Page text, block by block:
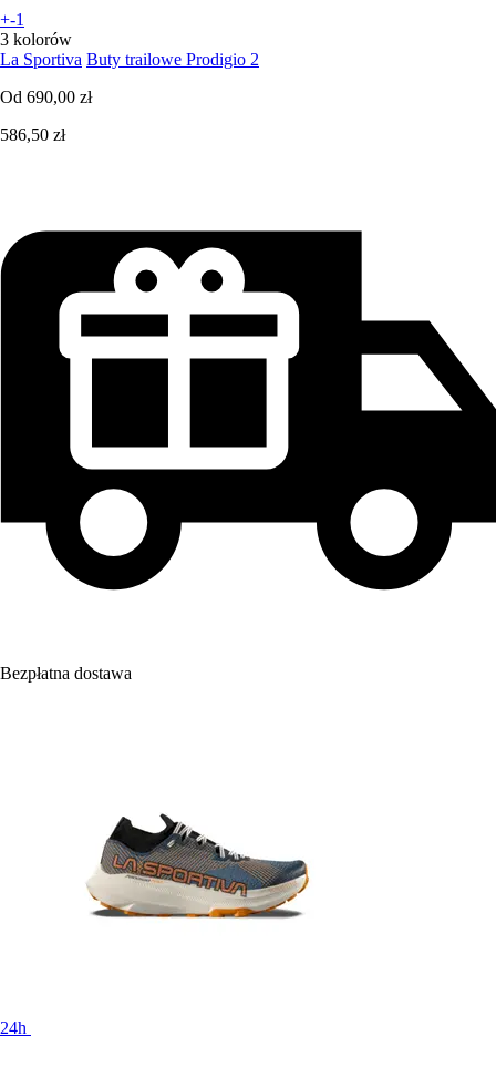
+-1
3 kolorów
La Sportiva Buty trailowe Prodigio 2
Od 690,00 zł
586,50 zł
Bezpłatna dostawa
24h